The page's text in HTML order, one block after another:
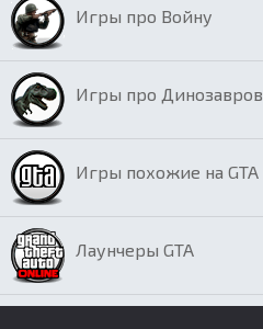
Игры про Войну
Игры про Динозавров
Игры похожие на GTA
Лаунчеры GTA